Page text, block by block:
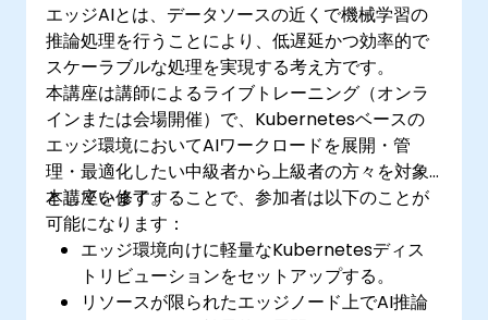
エッジAIとは、データソースの近くで機械学習の
推論処理を行うことにより、低遅延かつ効率的で
スケーラブルな処理を実現する考え方です。
本講座は講師によるライブトレーニング（オンラ
インまたは会場開催）で、Kubernetesベースの
エッジ環境においてAIワークロードを展開・管
理・最適化したい中級者から上級者の方々を対象
としています。
本講座を修了することで、参加者は以下のことが
可能になります：
エッジ環境向けに軽量なKubernetesディス
トリビューションをセットアップする。
リソースが限られたエッジノード上でAI推論